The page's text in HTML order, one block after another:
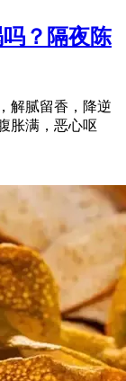
？隔夜陈
解腻留香，降逆
胀满，恶心呕